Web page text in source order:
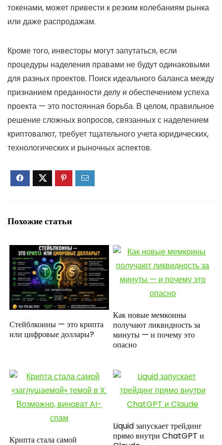
токенами, может привести к резким колебаниям рынка
или даже распродажам.
Кроме того, инвесторы могут запутаться, если
процедуры наделения правами не будут одинаковыми
для разных проектов. Поиск идеального баланса между
признанием преданности делу и обеспечением успеха
проекта — это постоянная борьба. В целом, правильное
решение сложных вопросов, связанных с наделением
криптовалют, требует тщательного учета юридических,
технологических и рыночных аспектов.
Похожие статьи
Стейблкоины — это крипта
или цифровые доллары?
Как новые мемкоины
получают ликвидность за
минуты — и почему это
опасно
Крипта стала самой
Liquid запускает трейдинг
прямо внутри ChatGPT и